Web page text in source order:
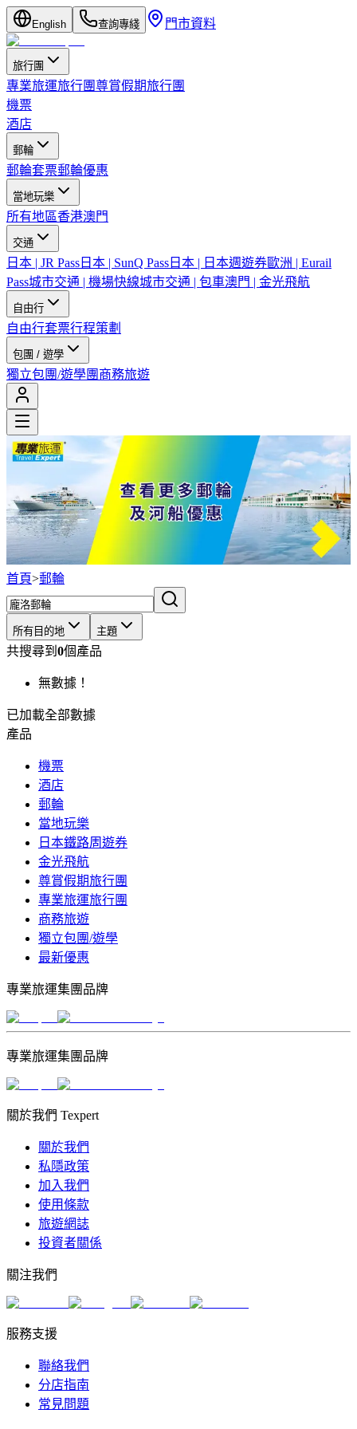
English 查詢專綫 門市資料
旅行團
專業旅運旅行團尊賞假期旅行團
機票
酒店
郵輪
郵輪套票郵輪優惠
當地玩樂
所有地區香港澳門
交通
日本 | JR Pass 日本 | SunQ Pass 日本 | 日本週遊券歐洲 | Eurail
Pass城市交通 | 機場快線城市交通 | 包車澳門 | 金光飛航
自由行
自由行套票行程策劃
包團 / 遊學
獨立包團/遊學團 商務旅遊
首頁>郵輪
所有目的地 主題
共搜尋到 0個產品
無數據！
已加載全部數據
產品
機票
酒店
郵輪
當地玩樂
日本鐵路周遊券
金光飛航
尊賞假期旅行團
專業旅運旅行團
商務旅遊
獨立包團/遊學
最新優惠
專業旅運集團品牌
專業旅運集團品牌
關於我們 Texpert
關於我們
私隱政策
加入我們
使用條款
旅遊網誌
投資者關係
關注我們
服務支援
聯絡我們
分店指南
常見問題